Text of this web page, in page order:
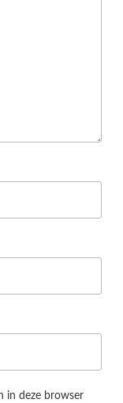
in deze browser